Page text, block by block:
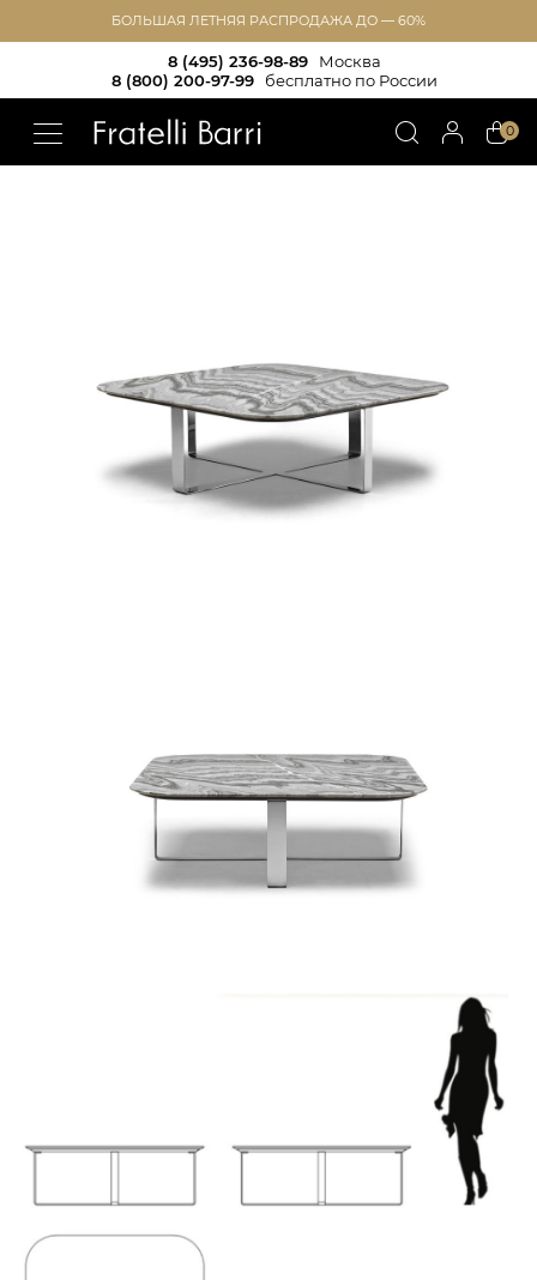
БОЛЬШАЯ ЛЕТНЯЯ РАСПРОДАЖА ДО — 60%
8 (495) 236-98-89
Москва
8 (800) 200-97-99
бесплатно по России
0